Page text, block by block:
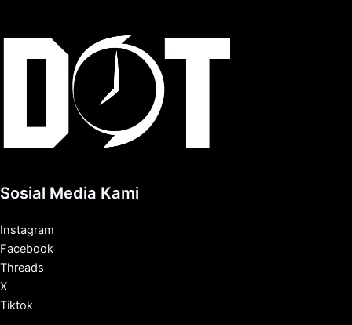
Sosial Media Kami
Instagram
Facebook
Threads
X
Tiktok